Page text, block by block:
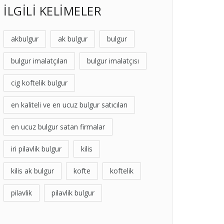
İLGİLİ KELİMELER
akbulgur ak bulgur bulgur
bulgur imalatçıları bulgur imalatçısı
cig koftelik bulgur
en kaliteli ve en ucuz bulgur satıcıları
en ucuz bulgur satan firmalar
iri pilavlik bulgur kilis
kilis ak bulgur kofte koftelik
pilavlik pilavlik bulgur